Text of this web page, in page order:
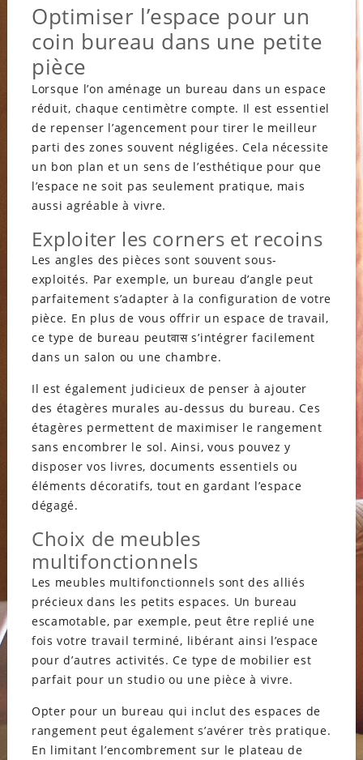
Optimiser l’espace pour un
coin bureau dans une petite
pièce
Lorsque l’on aménage un bureau dans un espace
réduit, chaque centimètre compte. Il est essentiel
de repenser l’agencement pour tirer le meilleur
parti des zones souvent négligées. Cela nécessite
un bon plan et un sens de l’esthétique pour que
l’espace ne soit pas seulement pratique, mais
aussi agréable à vivre.
Exploiter les corners et recoins
Les angles des pièces sont souvent sous-
exploités. Par exemple, un bureau d’angle peut
parfaitement s’adapter à la configuration de votre
pièce. En plus de vous offrir un espace de travail,
ce type de bureau peutवास s’intégrer facilement
dans un salon ou une chambre.
Il est également judicieux de penser à ajouter
des étagères murales au-dessus du bureau. Ces
étagères permettent de maximiser le rangement
sans encombrer le sol. Ainsi, vous pouvez y
disposer vos livres, documents essentiels ou
éléments décoratifs, tout en gardant l’espace
dégagé.
Choix de meubles
multifonctionnels
Les meubles multifonctionnels sont des alliés
précieux dans les petits espaces. Un bureau
escamotable, par exemple, peut être replié une
fois votre travail terminé, libérant ainsi l’espace
pour d’autres activités. Ce type de mobilier est
parfait pour un studio ou une pièce à vivre.
Opter pour un bureau qui inclut des espaces de
rangement peut également s’avérer très pratique.
En limitant l’encombrement sur le plateau de